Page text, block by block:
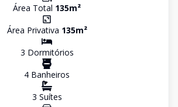
Área Total 135m²
Área Privativa 135m²
3 Dormitórios
4 Banheiros
3 Suítes